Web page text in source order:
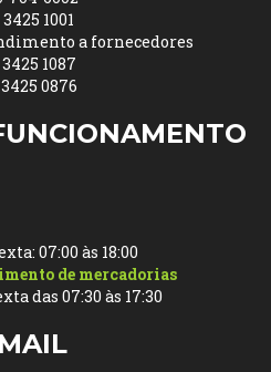
1001
a fornecedores
1087
0876
07:00 às 18:00
de mercadorias
das 07:30 às 17:30